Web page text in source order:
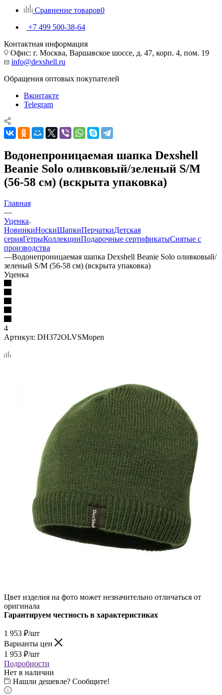
Сравнение товаров0
+7 499 500-38-64
Контактная информация
Офис: г. Москва, Варшавское шоссе, д. 47, корп. 4, пом. 19
info@dexshell.ru
Обращения оптовых покупателей
Вконтакте
Telegram
Водонепроницаемая шапка Dexshell
Beanie Solo оливковый/зеленый S/M
(56-58 см) (вскрыта упаковка)
Главная
—
Уценка
НовинкиНоскиШапкиПерчаткиДетская
серияГетрыКоллекцииПодарочные сертификатыСнятые с
производства
—Водонепроницаемая шапка Dexshell Beanie Solo оливковый/
зеленый S/M (56-58 см) (вскрыта упаковка)
Уценка
4
Артикул: DH372OLVSMopen
Цвет изделия на фото может незначительно отличаться от
оригинала
Гарантируем честность в характеристиках
1 953 ₽/шт
Варианты цен
1 953 ₽/шт
Подробности
Нет в наличии
Нашли дешевле? Сообщите!